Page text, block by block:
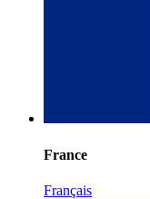
France
Français